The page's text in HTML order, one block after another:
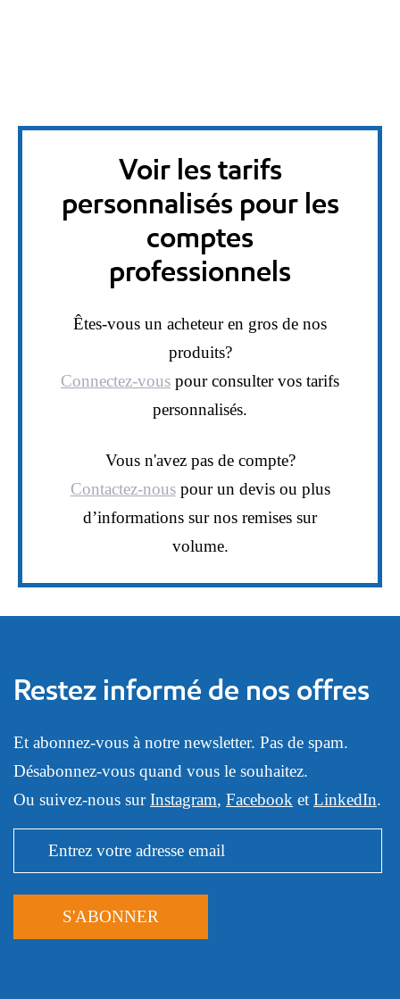
Voir les tarifs
personnalisés pour les
comptes
professionnels
Êtes-vous un acheteur en gros de nos
produits?
Connectez-vous pour consulter vos tarifs
personnalisés.
Vous n'avez pas de compte?
Contactez-nouspour un devis ou plus
d’informations sur nos remises sur
volume.
Restez informé de nos offres
Et abonnez-vous à notre newsletter. Pas de spam.
Désabonnez-vous quand vous le souhaitez.
Ou suivez-nous surInstagram, Facebook et LinkedIn.